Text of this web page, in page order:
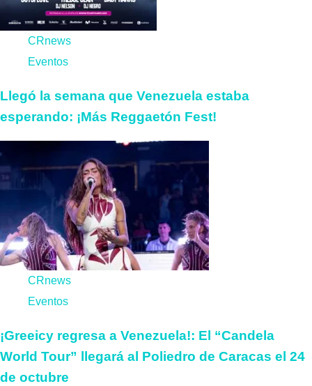
CRnews
Eventos
Llegó la semana que Venezuela estaba
esperando: ¡Más Reggaetón Fest!
CRnews
Eventos
¡Greeicy regresa a Venezuela!: El “Candela
World Tour” llegará al Poliedro de Caracas el 24
de octubre